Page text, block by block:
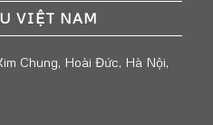
VIỆT NAM
Chung, Hoài Đức, Hà Nội,